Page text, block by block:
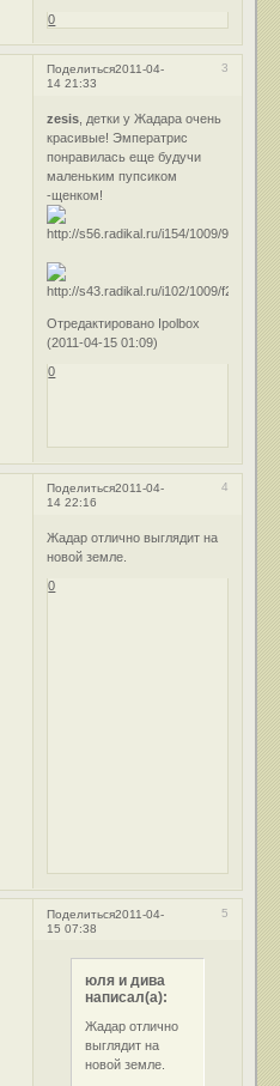
0
Поделиться 3
2011-04-
14 21:33
zesis , детки у Жадара очень
красивые! Эмператрис
понравилась еще будучи
маленьким пупсиком
-щенком!
Отредактировано Ipolbox
(2011-04-15 01:09)
0
Поделиться 4
2011-04-
14 22:16
Жадар отлично выглядит на
новой земле.
0
Поделиться 5
2011-04-
15 07:38
юля и дива
написал(а):
Жадар отлично
выглядит на
новой земле.